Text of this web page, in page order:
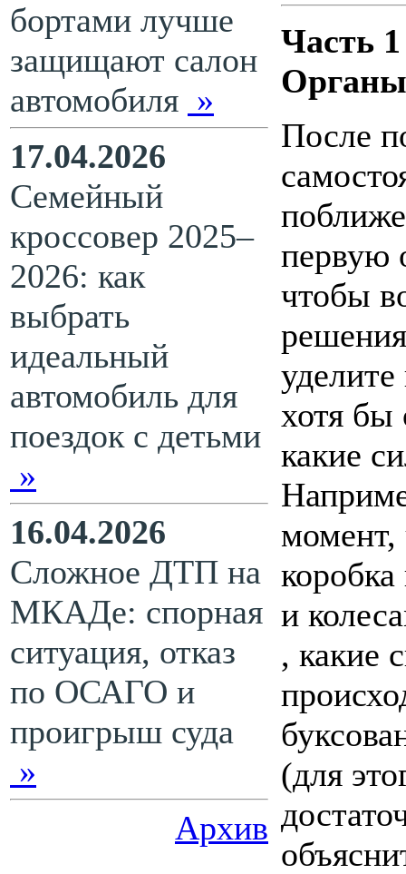
бортами лучше
защищают салон
автомобиля »
17.04.2026
Семейный
кроссовер 2025–
2026: как
выбрать
идеальный
автомобиль для
поездок с детьми
»
16.04.2026
Сложное ДТП на
МКАДе: спорная
ситуация, отказ
по ОСАГО и
проигрыш суда
»
Архив
Часть 1
Органы
После
первую
чтобы
хотя бы
какие
момент,
коробка
и
, какие
(для